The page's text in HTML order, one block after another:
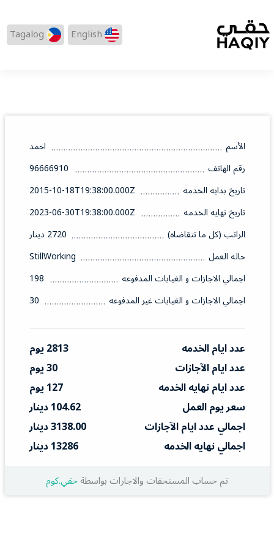
English
Tagalog
الأسم
احمد
رقم الهاتف
96666910
تاريخ بدايه الخدمه
2015-10-18T19:38:00.000Z
تاريخ نهايه الخدمه
2023-06-30T19:38:00.000Z
الراتب (كل ما تتقاضاه)
2720 دينار
حاله العمل
StillWorking
اجمالي الاجازات و الغيابات المدفوعه
198
اجمالي الاجازات و الغيابات غير المدفوعه
30
عدد ايام الخدمه
2813 يوم
عدد ايام الآجازات
30 يوم
عدد ايام نهايه الخدمه
127 يوم
سعر يوم العمل
104.62 دينار
اجمالي عدد ايام الآجازات
3138.00 دينار
اجمالي نهايه الخدمه
13286 دينار
تم حساب المستحقات والاجارات بواسطةحقي.كوم